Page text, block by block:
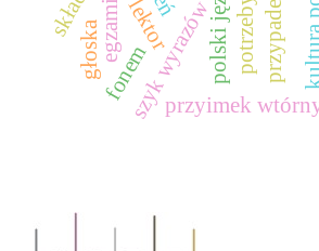
przyimek
szyk wyrazów
lektor
fonem
głoska